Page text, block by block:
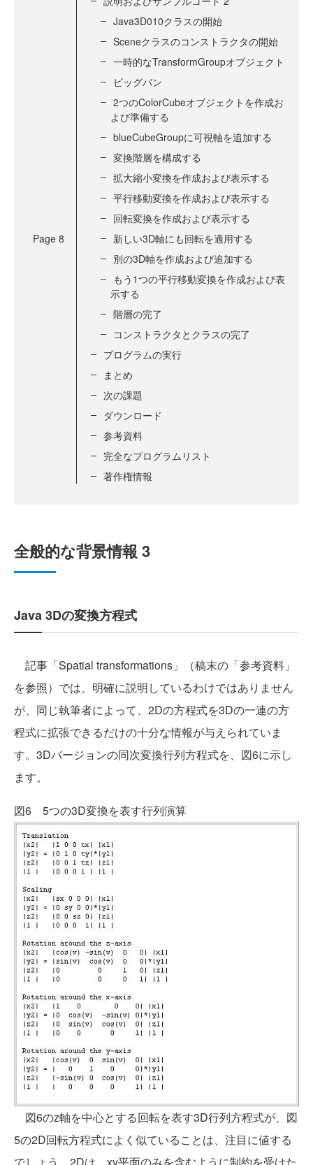
Page 8
Java3D010クラスの開始
Sceneクラスのコンストラクタの開始
一時的なTransformGroupオブジェクト
ビッグバン
2つのColorCubeオブジェクトを作成お
よび準備する
blueCubeGroupに可視軸を追加する
変換階層を構成する
拡大縮小変換を作成および表示する
平行移動変換を作成および表示する
回転変換を作成および表示する
新しい3D軸にも回転を適用する
別の3D軸を作成および追加する
もう1つの平行移動変換を作成および表
示する
階層の完了
コンストラクタとクラスの完了
プログラムの実行
まとめ
次の課題
ダウンロード
参考資料
完全なプログラムリスト
著作権情報
全般的な背景情報 3
Java 3Dの変換方程式
記事「Spatial transformations」（稿末の「参考資料」
を参照）では、明確に説明しているわけではありません
が、同じ執筆者によって、2Dの方程式を3Dの一連の方
程式に拡張できるだけの十分な情報が与えられていま
す。3Dバージョンの同次変換行列方程式を、図6に示し
ます。
図6 5つの3D変換を表す行列演算
図6のz軸を中心とする回転を表す3D行列方程式が、図
5の2D回転方程式によく似ていることは、注目に値する